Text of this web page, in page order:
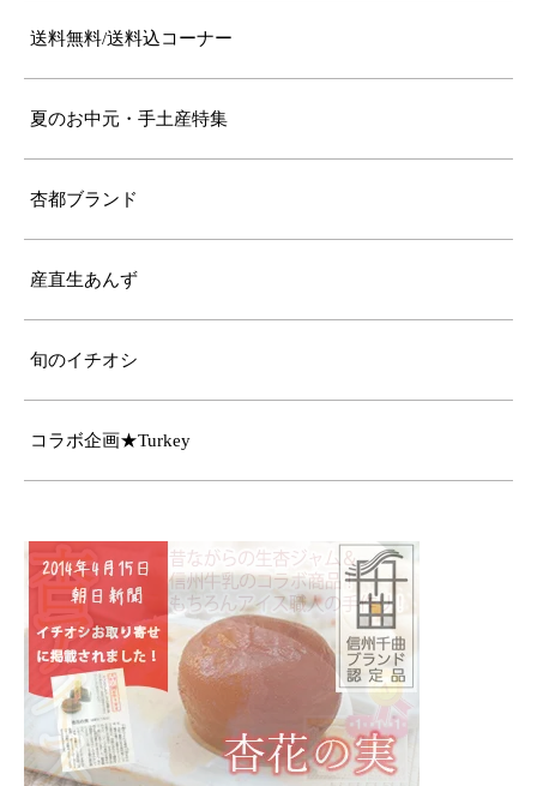
送料無料/送料込コーナー
夏のお中元・手土産特集
杏都ブランド
産直生あんず
旬のイチオシ
コラボ企画★Turkey